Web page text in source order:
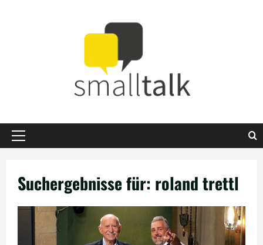
Primäres
Suchergebnisse für: roland trettl